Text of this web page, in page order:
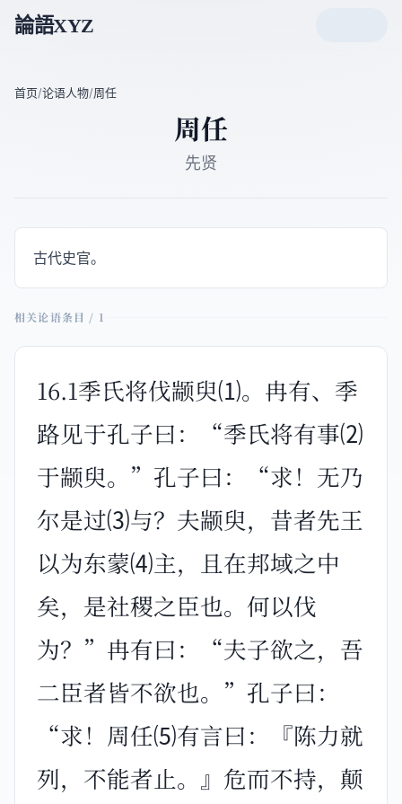
論語XYZ
首页/论语人物/周任
周任
先贤
古代史官。
相关论语条目 / 1
16.1季氏将伐颛臾⑴。冉有、季
路见于孔子曰：“季氏将有事⑵
于颛臾。”孔子曰：“求！无乃
尔是过⑶与？夫颛臾，昔者先王
以为东蒙⑷主，且在邦域之中
矣，是社稷之臣也。何以伐
为？”冉有曰：“夫子欲之，吾
二臣者皆不欲也。”孔子曰：
“求！周任⑸有言曰：『陈力就
列，不能者止。』危而不持，颠